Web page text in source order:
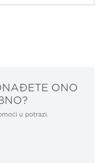
ONO
u potrazi.